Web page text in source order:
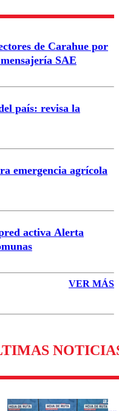
de Carahue por
SAE
país: revisa la
emergencia agrícola
activa Alerta
VER MÁS